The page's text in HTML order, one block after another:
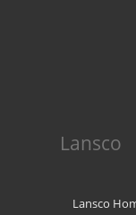
Lansco
Lansco